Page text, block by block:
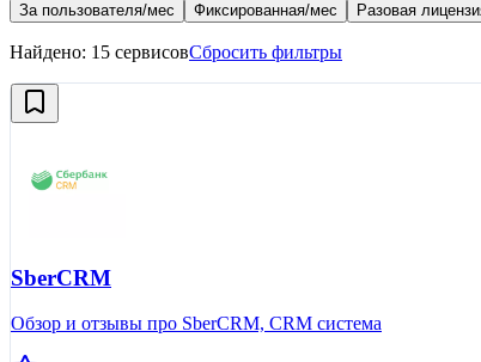
За пользователя/мес Фиксированная/мес Разовая
Найдено: 15 сервисовСбросить фильтры
SberCRM
Обзор и отзывы про SberCRM, CRM система